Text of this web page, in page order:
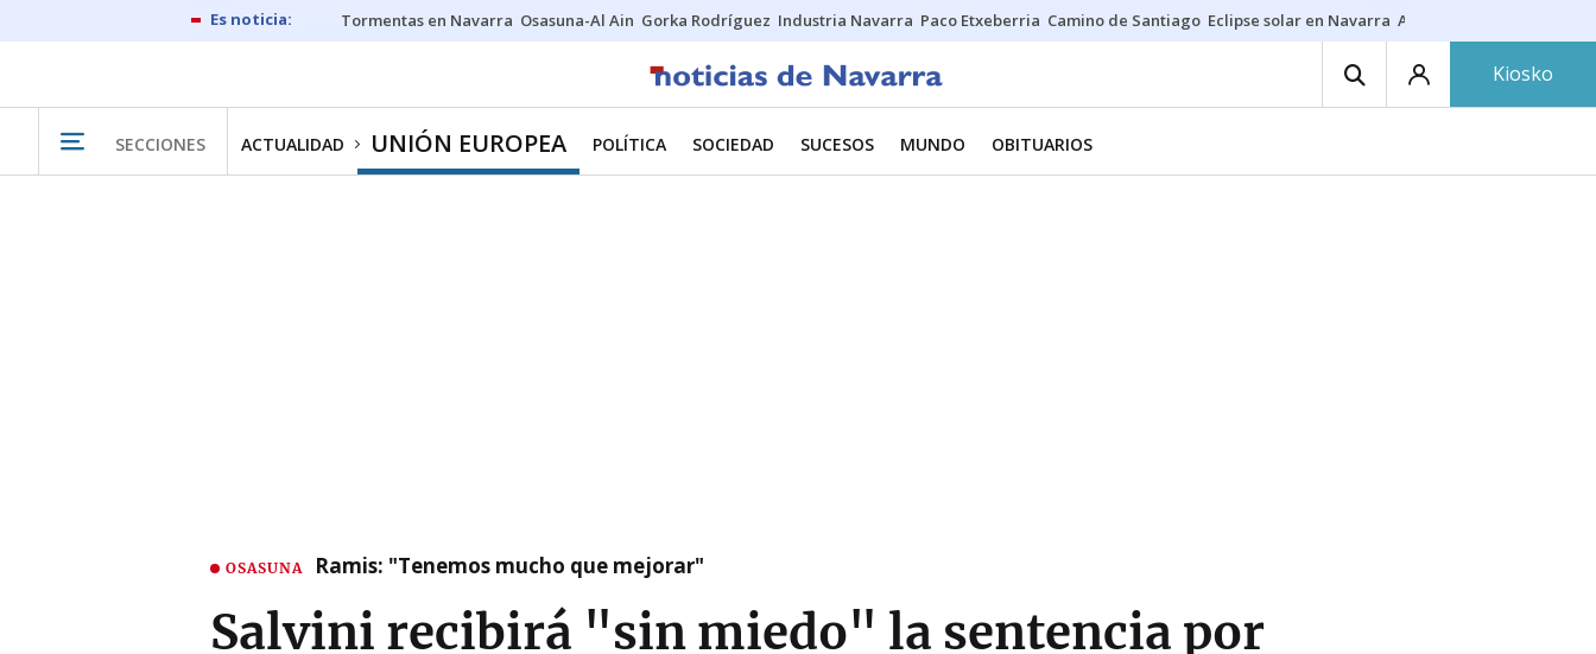
Tormentas en Navarra Osasuna-Al Ain Gorka Rodríguez Industria Navarra Paco Etxeberria Camino de Santiago Eclipse solar en Navarra Acertante Euromillones
Kiosko
SECCIONES ACTUALIDAD UNIÓN EUROPEA POLÍTICA SOCIEDAD SUCESOS MUNDO OBITUARIOS
OSASUNA Ramis: "Tenemos mucho que mejorar"
Salvini recibirá "sin miedo" la sentencia por